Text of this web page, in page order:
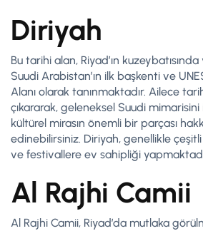
Diriyah
Bu tarihi alan, Riyad’ın
Suudi Arabistan’ın ilk başkenti ve
Alanı olarak tanınmaktadır. Ailece
çıkararak, geleneksel Suudi
kültürel mirasın önemli bir parçası
edinebilirsiniz. Diriyah, genellikle
ve festivallere ev sahipliği
Al Rajhi Camii
Al Rajhi Camii, Riyad’da mutlaka